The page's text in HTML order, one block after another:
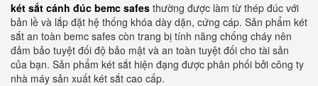
két sắt cánh đúc bemc safes thường được làm từ thép đúc với
bản lề và lắp đặt hệ thống khóa dày dặn, cứng cáp. Sản phẩm két
sắt an toàn bemc safes còn trang bị tính năng chống cháy nên
đảm bảo tuyệt đối độ bảo mật và an toàn tuyệt đối cho tài sản
của bạn. Sản phẩm két sắt hiện đạng được phân phối bởi công ty
nhà máy sản xuất két sắt cao cấp.